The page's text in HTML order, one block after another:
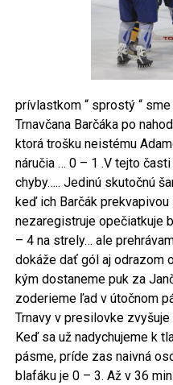
prívlastkom “ sprostý “
Trnavčana Barčáka po
ktorá trošku neistému
náručia … 0 – 1 .V tejto
chyby….. Jedinú skutočnú
keď ich Barčák
nezaregistruje opečiatkuje
– 4 na strely… ale
dokáže dať gól aj odrazom
kým dostaneme puk za
zoderieme ľad v útočnom
Trnavy v presilovke
Keď sa už nadychujeme k
pásme, príde zas naivná
blafáku je 0 – 3. Až v 36